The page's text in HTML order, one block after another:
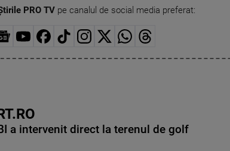
PRO TVpe canalul de social media preferat:
a intervenit direct la terenul de golf